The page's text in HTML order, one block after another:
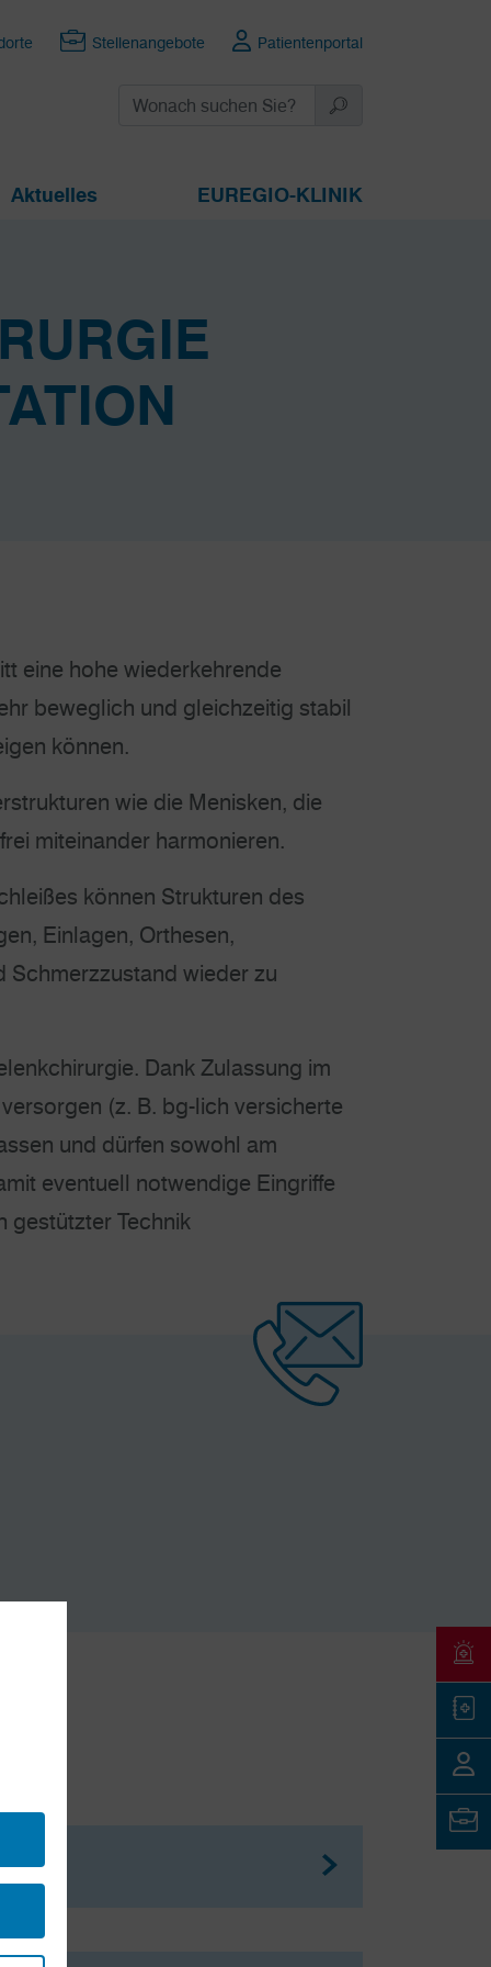
Stellenangebote Patientenportal
Aktuelles EUREGIO-KLINIK
eine hohe wiederkehrende
beweglich und gleichzeitig stabil
können.
wie die Menisken, die
miteinander harmonieren.
können Strukturen des
Einlagen, Orthesen,
Schmerzzustand wieder zu
Dank Zulassung im
(z. B. bg-lich versicherte
und dürfen sowohl am
eventuell notwendige Eingriffe
gestützter Technik